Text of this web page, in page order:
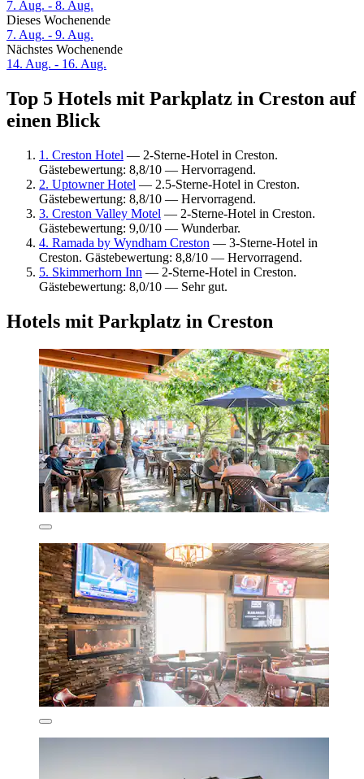
7. Aug. - 8. Aug.
Dieses Wochenende
7. Aug. - 9. Aug.
Nächstes Wochenende
14. Aug. - 16. Aug.
Top 5 Hotels mit Parkplatz in Creston auf
einen Blick
1. Creston Hotel — 2-Sterne-Hotel in Creston.
Gästebewertung: 8,8/10 — Hervorragend.
2. Uptowner Hotel — 2.5-Sterne-Hotel in Creston.
Gästebewertung: 8,8/10 — Hervorragend.
3. Creston Valley Motel — 2-Sterne-Hotel in Creston.
Gästebewertung: 9,0/10 — Wunderbar.
4. Ramada by Wyndham Creston — 3-Sterne-Hotel in
Creston. Gästebewertung: 8,8/10 — Hervorragend.
5. Skimmerhorn Inn — 2-Sterne-Hotel in Creston.
Gästebewertung: 8,0/10 — Sehr gut.
Hotels mit Parkplatz in Creston